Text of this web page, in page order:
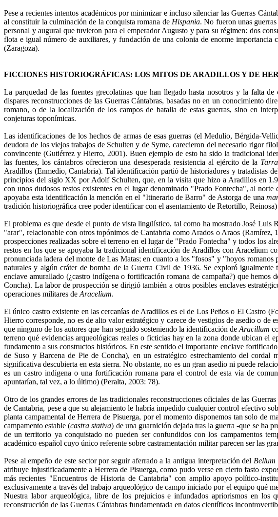
Pese a recientes intentos académicos por minimizar e incluso silenciar las Guerras
al constituir la culminación de la conquista romana de Hispania. No fueron unas
personal y augural que tuvieron para el emperador Augusto y para su régimen: dos
flota e igual número de auxiliares, y fundación de una colonia de enorme importancia
(Zaragoza).
FICCIONES HISTORIOGRÁFICAS: LOS MITOS DE ARADILLOS Y DE
La parquedad de las fuentes grecolatinas que han llegado hasta nosotros y la falta
dispares reconstrucciones de las Guerras Cántabras, basadas no en un conocimiento
romano, o de la localización de los campos de batalla de estas guerras, sino en
conjeturas toponímicas.
Las identificaciones de los hechos de armas de esas guerras (el Medulio, Bérgida-
deudora de los viejos trabajos de Schulten y de Syme, carecieron del necesario rigor
convincente (Gutiérrez y Hierro, 2001). Buen ejemplo de esto ha sido la tradicional
las fuentes, los cántabros ofrecieron una desesperada resistencia al ejército de la
Aradillos (Enmedio, Cantabria). Tal identificación partió de historiadores y tratadistas
principios del siglo XX por Adolf Schulten, que, en la visita que hizo a Aradillos en
con unos dudosos restos existentes en el lugar denominado "Prado Fontecha", al
apoyaba esta identificación la mención en el "Itinerario de Barro" de Astorga de una
tradición historiográfica cree poder identificar con el asentamiento de Retortillo,
El problema es que desde el punto de vista lingüístico, tal como ha mostrado José Luis
"arar", relacionable con otros topónimos de Cantabria como Arados o Araos
prospecciones realizadas sobre el terreno en el lugar de "Prado Fontecha" y todos los
restos en los que se apoyaba la tradicional identificación de Aradillos con Aracelium
pronunciada ladera del monte de Las Matas; en cuanto a los "fosos" y "hoyos
naturales y algún cráter de bomba de la Guerra Civil de 1936. Se exploró
enclave amurallado (¿castro indígena o fortificación romana de campaña?) que
Concha). La labor de prospección se dirigió también a otros posibles enclaves
operaciones militares de Aracelium.
El único castro existente en las cercanías de Aradillos es el de Los Peños o El Castro
Hierro corresponde, no es de alto valor estratégico y carece de vestigios de asedio o de
que ninguno de los autores que han seguido sosteniendo la identificación de Aracillum
terreno qué evidencias arqueológicas reales o ficticias hay en la zona donde ubican
fundamento a sus constructos históricos. En este sentido el importante enclave
de Suso y Barcena de Pie de Concha), en un estratégico estrechamiento del
significativa descubierta en esta sierra. No obstante, no es un gran asedio ni puede
es un castro indígena o una fortificación romana para el control de esta vía de
apuntarían, tal vez, a lo último) (Peralta, 2003: 78).
Otro de los grandes errores de las tradicionales reconstrucciones oficiales de las
de Cantabria, pese a que su alejamiento le habría impedido cualquier control efectivo
planta campamental de Herrera de Pisuerga, por el momento disponemos tan solo de
campamento estable (castra stativa) de una guarnición dejada tras la guerra -que se ha
de un territorio ya conquistado no pueden ser confundidos con los campamentos
académico español cuyo único referente sobre castramentación militar parecen ser las
Pese al empeño de este sector por seguir aferrado a la antigua interpretación del Bellum
atribuye injustificadamente a Herrera de Pisuerga, como pudo verse en cierto fasto
más recientes "Encuentros de Historia de Cantabria" con amplio apoyo político-
exclusivamente a través del trabajo arqueológico de campo iniciado por el equipo qué
Nuestra labor arqueológica, libre de los prejuicios e infundados apriorismos en los
reconstrucción de las Guerras Cántabras fundamentada en datos científicos